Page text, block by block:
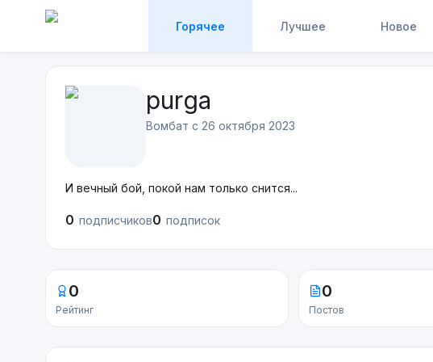
Горячее Лучшее Новое
purga
Вомбат с 26 октября 2023
И вечный бой, покой нам только снится...
0 подписчиков0 подписок
0
Рейтинг
0
Постов